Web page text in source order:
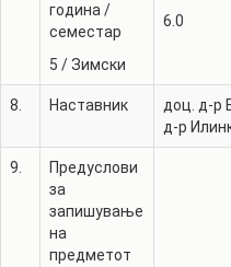
година /
семестар
5 /Зимски
6.0
8. Наставник доц. д-р
д-р
9.
Предуслови
за
запишување
на
предметот